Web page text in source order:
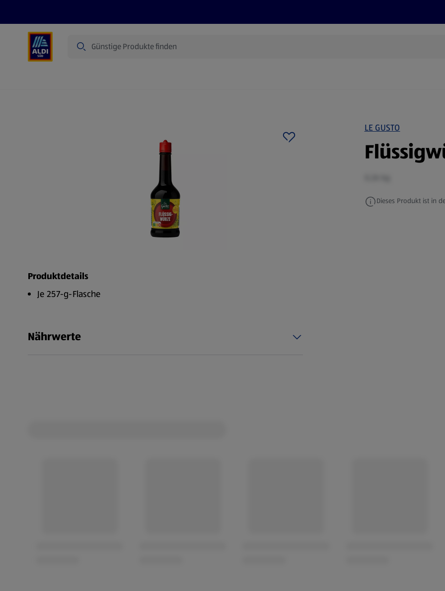
LE GUSTO
Dieses Produkt ist in
Produktdetails
Je 257-g-Flasche
Nährwerte